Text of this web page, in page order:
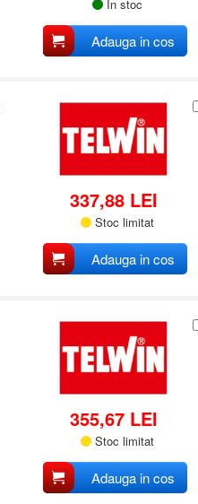
In stoc
Adauga in cos
337,88 LEI
Stoc limitat
Adauga in cos
355,67 LEI
Stoc limitat
Adauga in cos